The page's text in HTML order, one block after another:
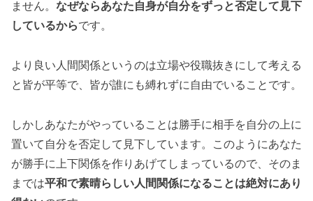
ません。 なぜならあなた自身が自分をずっと否定して見下
しているからです。
より良い人間関係というのは立場や役職抜きにして考える
と皆が平等で、皆が誰にも縛れずに自由でいることです。
しかしあなたがやっていることは勝手に相手を自分の上に
置いて自分を否定して見下しています。このようにあなた
が勝手に上下関係を作りあげてしまっているので、そのま
までは平和で素晴らしい人間関係になることは絶対にあり